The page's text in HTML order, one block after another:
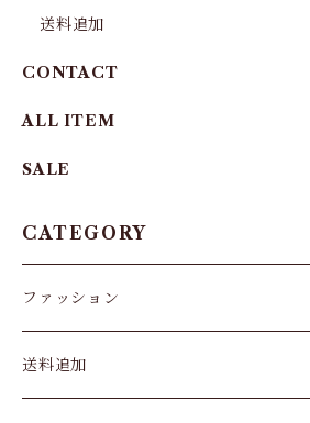
送料追加
CONTACT
ALL ITEM
SALE
CATEGORY
ファッション
パンツ&スカート
送料追加